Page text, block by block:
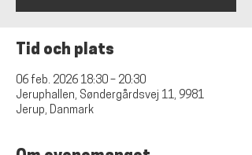
Tid och plats
06 feb. 2026 18:30 – 20:30
Jeruphallen, Søndergårdsvej 11, 9981
Jerup, Danmark